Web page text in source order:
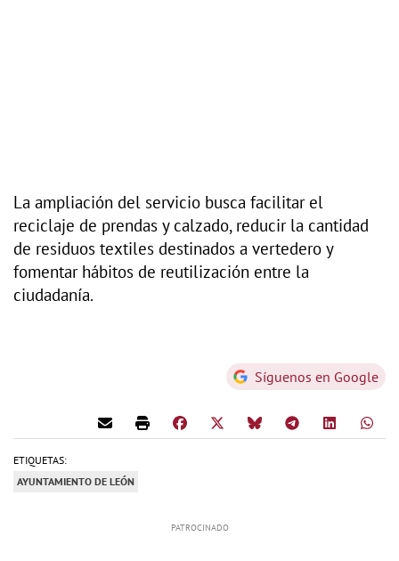
La ampliación del servicio busca facilitar el
reciclaje de prendas y calzado, reducir la cantidad
de residuos textiles destinados a vertedero y
fomentar hábitos de reutilización entre la
ciudadanía.
Síguenos en Google
ETIQUETAS:
AYUNTAMIENTO DE LEÓN